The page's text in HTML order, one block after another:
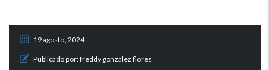
19 agosto, 2024
Publicado por:freddy gonzalez flores